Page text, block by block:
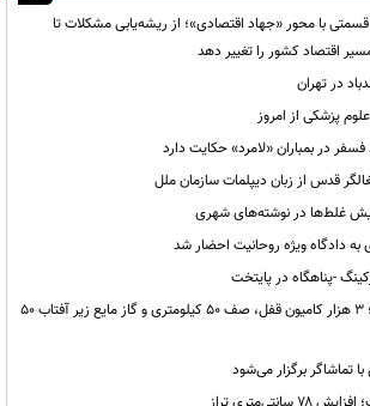
آغاز یک سلسله‌کلیپ ۱۰ قسمتی با محور «جهاد اقتصادی»؛ از ریشه‌یابی مشکلات تا
اقتصاد کشور را تغییر دهد
در تهران
پزشکی از امروز
در بمباران «لامرد» حکایت دارد
قدس از زبان دیپلمات سازمان ملل
غلط‌ها در نوشته‌های شهری
به دادگاه ویژه روحانیت احضار شد
-پناهگاه در پایتخت
ریمـدان در آستانه بحران؛ ۳ هزار کامیون قفل، صف ۵۰ کیلومتری و گاز مایع زیر آفتاب ۵۰
تماشاگر برگزار می‌شود